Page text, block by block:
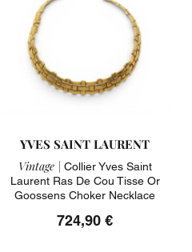
YVES SAINT LAURENT
Vintage | Collier Yves Saint
Laurent Ras De Cou Tisse Or
Goossens Choker Necklace
724,90 €